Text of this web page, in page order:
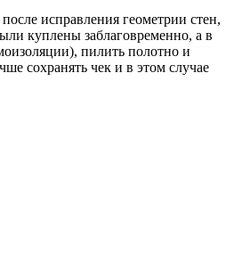
исправления геометрии стен,
куплены заблаговременно, а в
пилить полотно и
сохранять чек и в этом случае